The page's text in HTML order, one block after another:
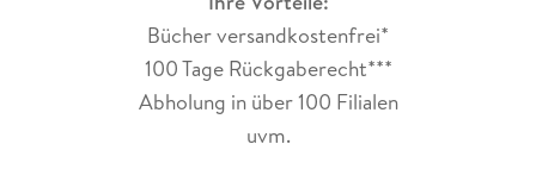
Bücher versandkostenfrei*
100 Tage Rückgaberecht***
Abholung in über 100 Filialen
uvm.